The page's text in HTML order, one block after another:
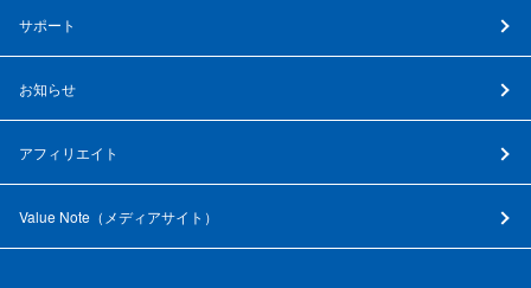
サポート
お知らせ
アフィリエイト
Value Note（ メディアサイト ）